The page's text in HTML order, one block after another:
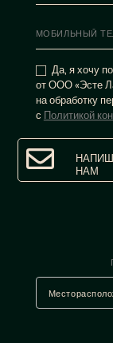
Да, я хочу
от ООО «Эсте
на обработку
с Политикой
НАМ